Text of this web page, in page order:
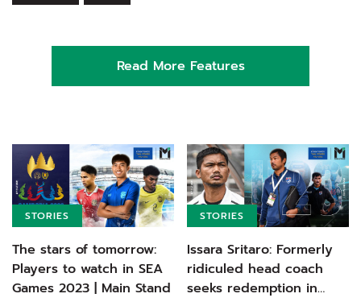
Read More Features
STORIES
The stars of tomorrow:
Players to watch in SEA
Games 2023 | Main Stand
STORIES
Issara Sritaro: Formerly
ridiculed head coach
seeks redemption in